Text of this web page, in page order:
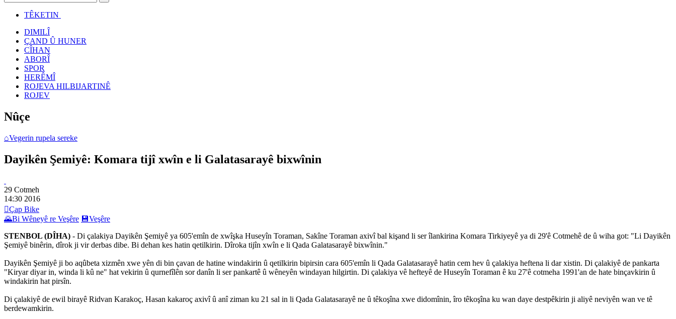
TÊKETIN
DIMILÎ
ÇAND Û HUNER
CÎHAN
ABORÎ
SPOR
HERÊMÎ
ROJEVA HILBIJARTINÊ
ROJEV
Nûçe
⌂Vegerin rupela sereke
Dayikên Şemiyê: Komara tijî xwîn e li Galatasarayê bixwînin
29 Cotmeh
14:30 2016
Çap Bike
🌄Bi Wêneyê re Veşêre 💾Veşêre
STENBOL (DÎHA) - Di çalakiya Dayikên Şemiyê ya 605'emîn de xwîşka Huseyîn Toraman, Sakîne Toraman axivî bal kişand li ser îlankirina Komara Tirkiyeyê ya di 29'ê Cotmehê de û wiha got: "Li Dayikên
Şemiyê binêrin, dîrok ji vir derbas dibe. Bi dehan kes hatin qetilkirin. Dîroka tijîn xwîn e li Qada Galatasarayê bixwînin."
Dayikên Şemiyê ji bo aqûbeta xizmên xwe yên di bin çavan de hatine windakirin û qetilkirin bipirsin cara 605'emîn li Qada Galatasarayê hatin cem hev û çalakiya heftena li dar xistin. Di çalakiyê de pankarta
"Kiryar diyar in, winda li kû ne" hat vekirin û qurnefîlên sor danîn li ser pankartê û wêneyên windayan hilgirtin. Di çalakiya vê hefteyê de Huseyîn Toraman ê ku 27'ê cotmeha 1991'an de hate binçavkirin û
windakirin hat pirsîn.
Di çalakiyê de ewil birayê Ridvan Karakoç, Hasan kakaroç axivî û anî ziman ku 21 sal in li Qada Galatasarayê ne û têkoşîna xwe didomînin, îro têkoşîna ku wan daye destpêkirin ji aliyê neviyên wan ve tê
berdewamkirin.